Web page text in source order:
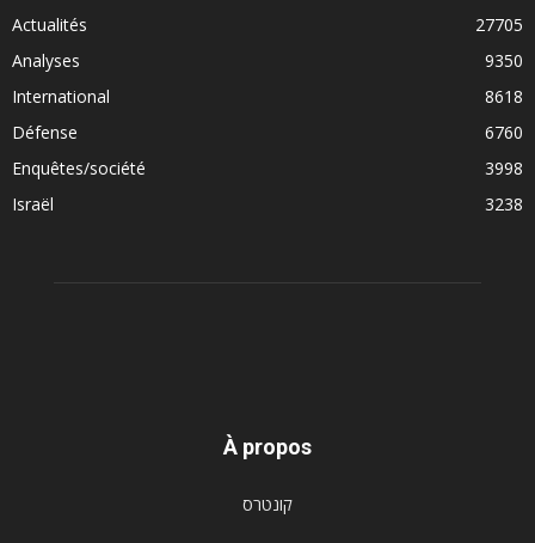
Actualités
27705
Analyses
9350
International
8618
Défense
6760
Enquêtes/société
3998
Israël
3238
À propos
קונטרס